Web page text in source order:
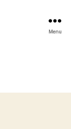
Menu